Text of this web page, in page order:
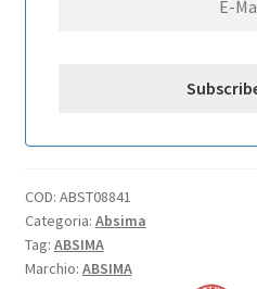
COD: ABST08841
Categoria: Absima
Tag: ABSIMA
Marchio: ABSIMA